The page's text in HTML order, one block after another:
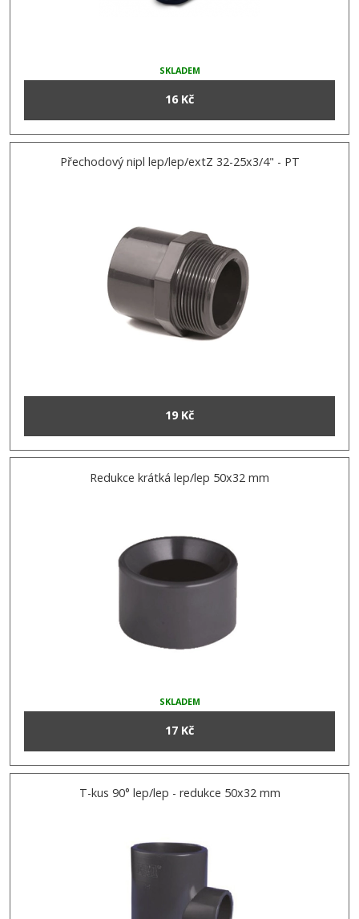
SKLADEM
16 Kč
Přechodový nipl lep/lep/extZ 32-25x3/4" - PT
19 Kč
Redukce krátká lep/lep 50x32 mm
SKLADEM
17 Kč
T-kus 90° lep/lep - redukce 50x32 mm